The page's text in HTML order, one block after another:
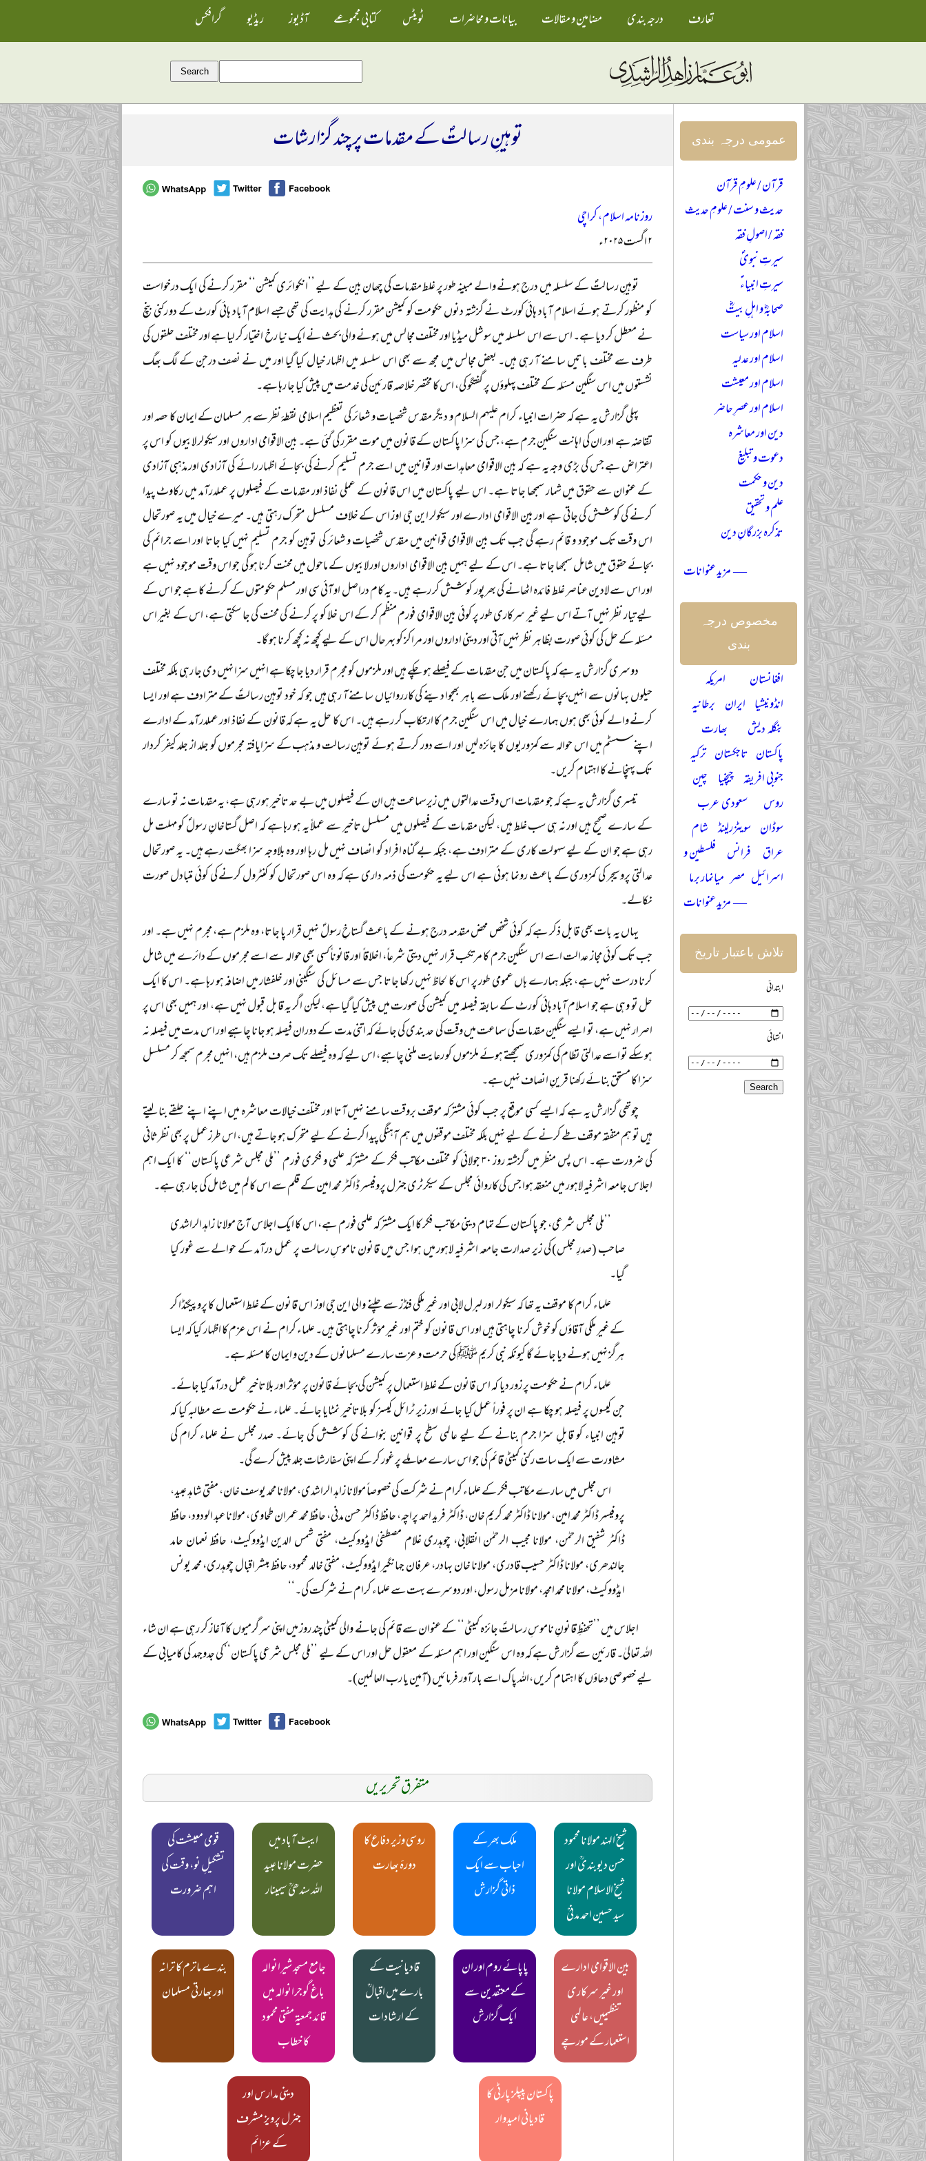
تعارف درجہ بندی مضامین و مقالات بیانات و محاضرات ٹویٹس کتابی مجموعے آڈیوز ریڈیو گرافکس
توہینِ رسالتؐ کے مقدمات پر چند گزارشات
روزنامہ اسلام، کراچی
۲ اگست ۲۰۲۵ء
توہینِ رسالتؐ کے سلسلہ میں درج ہونے والے مبینہ طور پر غلط مقدمات کی چھان بین کے لیے ’’انکوائری کمیشن‘‘ مقرر کرنے کی ایک درخواست
کو منظور کرتے ہوئے اسلام آباد ہائی کورٹ نے گزشتہ دنوں حکومت کو کمیشن مقرر کرنے کی ہدایت کی تھی جسے اسلام آباد ہائی کورٹ کے دو رکنی بنچ
نے معطل کر دیا ہے۔ اس سے اس سلسلہ میں سوشل میڈیا اور مختلف مجالس میں ہونے والی بحث نے ایک نیا رخ اختیار کر لیا ہے اور مختلف حلقوں کی
طرف سے مختلف باتیں سامنے آ رہی ہیں۔ بعض مجالس میں مجھ سے بھی اس سلسلہ میں اظہار خیال کیا گیا اور میں نے نصف درجن کے لگ بھگ
نشستوں میں اس سنگین مسئلہ کے مختلف پہلوؤں پر گفتگو کی، اس کا مختصر خلاصہ قارئین کی خدمت میں پیش کیا جا رہا ہے۔
پہلی گزارش یہ ہے کہ حضرات انبیاء کرام علیہم السلام و دیگر مقدس شخصیات و شعائر کی تعظیم اسلامی نقطۂ نظر سے ہر مسلمان کے ایمان کا حصہ اور
تقاضہ ہے اور ان کی اہانت سنگین جرم ہے، جس کی سزا پاکستان کے قانون میں موت مقرر کی گئی ہے۔ بین الاقوامی اداروں اور سیکولر لابیوں کو اس پر
اعتراض ہے جس کی بڑی وجہ یہ ہے کہ بین الاقوامی معاہدات اور قوانین میں اسے جرم تسلیم کرنے کی بجائے اظہار رائے کی آزادی اور مذہبی آزادی
کے عنوان سے حقوق میں شمار سمجھا جاتا ہے۔ اس لیے پاکستان میں اس قانون کے عملی نفاذ اور مقدمات کے فیصلوں پر عملدرآمد میں رکاوٹ پیدا
کرنے کی کوشش کی جاتی ہے اور بین الاقوامی ادارے اور سیکولر این جی اوز اس کے خلاف مسلسل متحرک رہتی ہیں۔ میرے خیال میں یہ صورتحال
اس وقت تک موجود و قائم رہے گی جب تک بین الاقوامی قوانین میں مقدس شخصیات و شعائر کی توہین کو جرم تسلیم نہیں کیا جاتا اور اسے جرائم کی
بجائے حقوق میں شامل سمجھا جاتا ہے۔ اس کے لیے ہمیں بین الاقوامی اداروں اور لابیوں کے ماحول میں محنت کرنا ہو گی جو اس وقت موجود نہیں ہے
اور اس سے لادین عناصر غلط فائدہ اٹھانے کی بھرپور کوشش کر رہے ہیں۔ یہ کام دراصل او آئی سی اور مسلم حکومتوں کے کرنے کا ہے جو اس کے
لیے تیار نظر نہیں آتے اس لیے غیر سرکاری طور پر کوئی بین الاقوامی فورم منظم کر کے اس خلا کو پر کرنے کی محنت کی جا سکتی ہے، اس کے بغیر اس
مسئلہ کے حل کی کوئی صورت بظاہر نظر نہیں آتی اور دینی اداروں اور مراکز کو بہرحال اس کے لیے کچھ نہ کچھ کرنا ہو گا۔
دوسری گزارش یہ ہے کہ پاکستان میں جن مقدمات کے فیصلے ہو چکے ہیں اور ملزموں کو مجرم قرار دیا جا چکا ہے انہیں سزا نہیں دی جا رہی بلکہ مختلف
حیلوں بہانوں سے انہیں بچائے رکھنے اور ملک سے باہر بھجوا دینے کی کارروائیاں سامنے آ رہی ہیں جو کہ خود توہین رسالتؐ کے مترادف ہے اور ایسا
کرنے والے کوئی بھی ہوں ہمارے خیال میں اس سنگین جرم کا ارتکاب کر رہے ہیں۔ اس کا حل یہ ہے کہ قانون کے نفاذ اور عملدرآمد کے ادارے
اپنے سسٹم میں اس حوالہ سے کمزوریوں کا جائزہ لیں اور اسے دور کرتے ہوئے توہین رسالت و مذہب کے سزایافتہ مجرموں کو جلد از جلد کیفر کردار
تک پہنچانے کا اہتمام کریں۔
تیسری گزارش یہ ہے کہ جو مقدمات اس وقت عدالتوں میں زیرسماعت ہیں ان کے فیصلوں میں بے حد تاخیر ہو رہی ہے، یہ مقدمات نہ تو سارے
کے سارے صحیح ہیں اور نہ ہی سب غلط ہیں، لیکن مقدمات کے فیصلوں میں مسلسل تاخیر سے عملاً‌ یہ ہو رہا ہے کہ اصل گستاخانِ رسولؐ کو مہلت مل
رہی ہے جو ان کے لیے سہولت کاری کے مترادف ہے، جبکہ بے گناہ افراد کو انصاف نہیں مل رہا اور وہ بلاوجہ سزا بھگت رہے ہیں۔ یہ صورتحال
عدالتی پروسیجر کی کمزوری کے باعث رونما ہوئی ہے اس لیے یہ حکومت کی ذمہ داری ہے کہ وہ اس صورتحال کو کنٹرول کرنے کی کوئی متبادل صورت
نکالے۔
یہاں یہ بات بھی قابل ذکر ہے کہ کوئی شخص محض مقدمہ درج ہونے کے باعث گستاخِ رسولؐ نہیں قرار پا جاتا، وہ ملزم ہے، مجرم نہیں ہے۔ اور
جب تک کوئی مجاز عدالت اسے اس سنگین جرم کا مرتکب قرار نہیں دیتی شرعاً‌، اخلاقاً‌ اور قانوناً‌ کسی بھی حوالہ سے اسے مجرموں کے دائرے میں شامل
کرنا درست نہیں ہے، جبکہ ہمارے ہاں عمومی طور پر اس کا لحاظ نہیں رکھا جاتا جس سے مسائل کی سنگینی اور خلفشار میں اضافہ ہو رہا ہے۔ اس کا ایک
حل تو وہی ہے جو اسلام آباد ہائی کورٹ کے سابقہ فیصلہ میں کمیشن کی صورت میں پیش کیا گیا ہے، لیکن اگر یہ قابل قبول نہیں ہے، اور ہمیں بھی اس پر
اصرار نہیں ہے، تو ایسے سنگین مقدمات کی سماعت میں وقت کی حد بندی کی جائے کہ اتنی مدت کے دوران فیصلہ ہو جانا چاہیے اور اس مدت میں فیصلہ نہ
ہو سکے تو اسے عدالتی نظام کی کمزوری سمجھتے ہوئے ملزموں کو رعایت ملنی چاہیے، اس لیے کہ وہ فیصلے تک صرف ملزم ہیں، انہیں مجرم سمجھ کر مسلسل
سزا کا مستحق بنائے رکھنا قرینِ انصاف نہیں ہے۔
چوتھی گزارش یہ ہے کہ ایسے کسی موقع پر جب کوئی مشترکہ موقف بروقت سامنے نہیں آتا اور مختلف خیالات معاشرہ میں اپنے اپنے حلقے بنا لیتے
ہیں تو ہم متفقہ موقف طے کرنے کے لیے نہیں بلکہ مختلف موقفوں میں ہم آہنگی پیدا کرنے کے لیے متحرک ہو جاتے ہیں، اس طرزعمل پر بھی نظرثانی
کی ضرورت ہے۔ اس پس منظر میں گزشتہ روز ۳۰ جولائی کو مختلف مکاتب فکر کے مشترکہ علمی و فکری فورم ’’ملی مجلس شرعی پاکستان‘‘ کا ایک اہم
اجلاس جامعہ اشرفیہ لاہور میں منعقد ہوا جس کی کاروائی مجلس کے سیکرٹری جنرل پروفیسر ڈاکٹر محمد امین کے قلم سے اس کالم میں شامل کی جا رہی ہے۔
’’ملی مجلس شرعی، جو پاکستان کے تمام دینی مکاتب فکر کا ایک مشترکہ علمی فورم ہے، اس کا ایک اجلاس آج مولانا زاہد الراشدی
صاحب (صدرِ مجلس) کی زیر صدارت جامعہ اشرفیہ لاہور میں ہوا جس میں قانون ناموسِ رسالت پر عمل درآمد کے حوالے سے غور کیا
گیا۔
علماء کرام کا موقف یہ تھا کہ سیکولر اور لبرل لابی اور غیر ملکی فنڈز سے چلنے والی این جی اوز اس قانون کے غلط استعمال کا پروپیگنڈا کر
کے غیر ملکی آقاؤں کو خوش کرنا چاہتی ہیں اور اس قانون کو ختم اور غیر مؤثر کرنا چاہتی ہیں۔ علماء کرام نے اس عزم کا اظہار کیا کہ ایسا
ہرگز نہیں ہونے دیا جائے گا کیونکہ نبی کریم ﷺ کی حرمت و عزت سارے مسلمانوں کے دین و ایمان کا مسئلہ ہے۔
علماء کرام نے حکومت پر زور دیا کہ اس قانون کے غلط استعمال پر کمیشن کی بجائے قانون پر مؤثر اور بلاتاخیر عمل درآمد کیا جائے۔
جن کیسوں پر فیصلہ ہو چکا ہے ان پر فوراً‌ عمل کیا جائے اور زیر ٹرائل کیسز کو بلاتاخیر نمٹایا جائے۔ علماء نے حکومت سے مطالبہ کیا کہ
توہین انبیاء کو قابلِ سزا جرم بنانے کے لیے عالمی سطح پر قوانین بنوانے کی کوشش کی جائے۔ صدر مجلس نے علماء کرام کی
مشاورت سے ایک سات رکنی کمیٹی قائم کی جو اس سارے معاملے پر غور کر کے اپنی سفارشات جلد پیش کرے گی۔
اس مجلس میں سارے مکاتب فکر کے علماء کرام نے شرکت کی خصوصاً‌ مولانا زاہد الراشدی، مولانا محمد یوسف خان، مفتی شاہد عبید،
پروفیسر ڈاکٹر محمد امین، مولانا ڈاکٹر محمد کریم خان، ڈاکٹر فرید احمد پراچہ، حافظ ڈاکٹر حسن مدنی، حافظ محمد عمران طحاوی، مولانا عبد الودود، حافظ
ڈاکٹر شفیق الرحمٰن، مولانا مجیب الرحمٰن انقلابی، چوہدری غلام مصطفیٰ ایڈووکیٹ، مفتی شمس الدین ایڈووکیٹ، حافظ نعمان حامد
جالندھری، مولانا ڈاکٹر حسیب قادری، مولانا خان بہادر، عرفان جہانگیر ایڈووکیٹ، مفتی خالد محمود، حافظ مبشر اقبال چوہدری، محمد یونس
ایڈووکیٹ، مولانا محمد امجد، مولانا مزمل رسول، اور دوسرے بہت سے علماء کرام نے شرکت کی۔‘‘
اجلاس میں ’’تحفظِ قانونِ ناموسِ رسالتؐ جائزہ کمیٹی‘‘ کے عنوان سے قائم کی جانے والی کمیٹی چند روز میں اپنی سرگرمیوں کا آغاز کر رہی ہے ان شاء
اللہ تعالیٰ۔ قارئین سے گزارش ہے کہ وہ اس سنگین اور اہم مسئلہ کے معقول حل اور اس کے لیے ’’ملی مجلس شرعی پاکستان‘‘ کی جدوجہد کی کامیابی کے
لیے خصوصی دعاؤں کا اہتمام کریں،اللہ پاک اسے بار آور فرمائیں (آمین یا رب العالمین)۔
متفرق تحریریں
شیخ الہند مولانا محمود
حسن دیوبندیؒ اور
شیخ الاسلام مولانا
سید حسین احمد مدنیؒ
ملک بھر کے
احباب سے ایک
ذاتی گزارش
روسی وزیر دفاع کا
دورۂ بھارت
ایبٹ آباد میں
حضرت مولانا عبید
اللہ سندھیؒ سیمینار
قومی معیشت کی
تشکیلِ نو، وقت کی
اہم ضرورت
بین الاقوامی ادارے
اور غیر سرکاری
تنظیمیں، عالمی
استعمار کے مورچے
پاپائے روم اور ان
کے معتقدین سے
ایک گزارش
قادیانیت کے
بارے میں اقبالؒ
کے ارشادات
جامع مسجد شیرانوالہ
باغ گوجرانوالہ میں
قائد جمعیۃ مفتی محمود
کا خطاب
بندے ماترم کا ترانہ
اور بھارتی مسلمان
پاکستان پیپلز پارٹی کا
قادیانی امیدوار
دینی مدارس اور
جنرل پرویز مشرف
کے عزائم
عمومی درجہ بندی
قرآن / علومِ قرآن
حدیث و سنت / علومِ حدیث
فقہ / اصولِ فقہ
سیرتِ نبویؐ
سیرتِ انبیاءؑ
صحابہؓ و اہلِ بیتؓ
اسلام اور سیاست
اسلام اور عدلیہ
اسلام اور معیشت
اسلام اور عصرِ حاضر
دین اور معاشرہ
دعوت و تبلیغ
دین و حکمت
علم و تحقیق
تذکرہ بزرگانِ دین
— مزید عنوانات
مخصوص درجہ
بندی
افغانستان
امریکہ
انڈونیشیا ایران برطانیہ
بنگلہ دیش
بھارت
پاکستان تاجکستان ترکیہ
جنوبی افریقہ چیچنیا چین
روس
سعودی عرب
سوڈان سویٹزرلینڈ شام
عراق فرانس فلسطین و
اسرائیل مصر میانمار برما
— مزید عنوانات
تلاش باعتبار تاریخ
ابتدائی
انتہائی